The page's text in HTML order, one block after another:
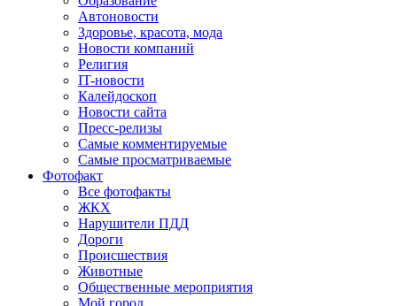
Автоновости
Здоровье, красота, мода
Новости компаний
Религия
IT-новости
Калейдоскоп
Новости сайта
Пресс-релизы
Самые комментируемые
Самые просматриваемые
Фотофакт
Все фотофакты
ЖКХ
Нарушители ПДД
Дороги
Происшествия
Животные
Общественные мероприятия
Мой город